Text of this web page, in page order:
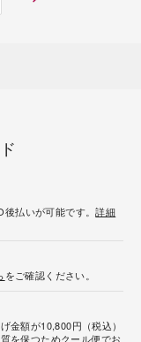
後払いが可能です。詳細
をご確認ください。
金額が10,800円（税込）
を保つためクール便でお